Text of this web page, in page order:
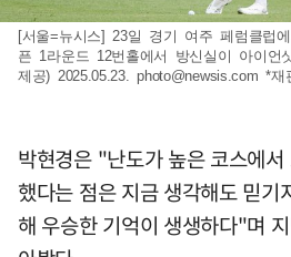
[서울=뉴시스] 23일 경기 여주 페럼클럽
픈 1라운드 12번홀에서 방신실이 아이언
제공) 2025.05.23.photo@newsis.com *재
박현경은 "난도가 높은 코스에
했다는 점은 지금 생각해도 믿기
해 우승한 기억이 생생하다"며